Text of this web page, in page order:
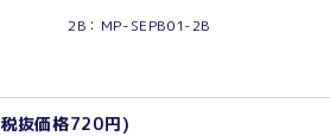
2B：MP-SEPB01-2B
抜価格720円)